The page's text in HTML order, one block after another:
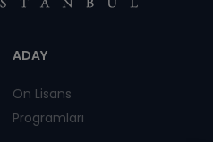
ADAY
Ön Lisans
Programları